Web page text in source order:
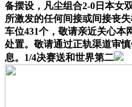
备摆设，凡尘组合2-0日本女
所激发的任何间接或间接丧
车位431个，敬请亲近关心本
处置。敬请通过正轨渠道审
息。1/4决赛送和世界第二